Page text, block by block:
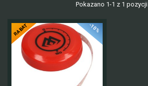
Pokazano 1-1 z 1 pozycji
-10%
RABAT